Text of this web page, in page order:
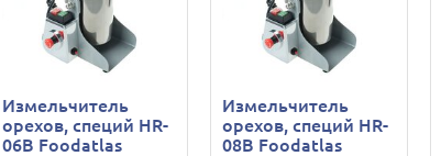
Измельчитель
орехов, специй HR-
06В Foodatlas
Измельчитель
орехов, специй HR-
08В Foodatlas